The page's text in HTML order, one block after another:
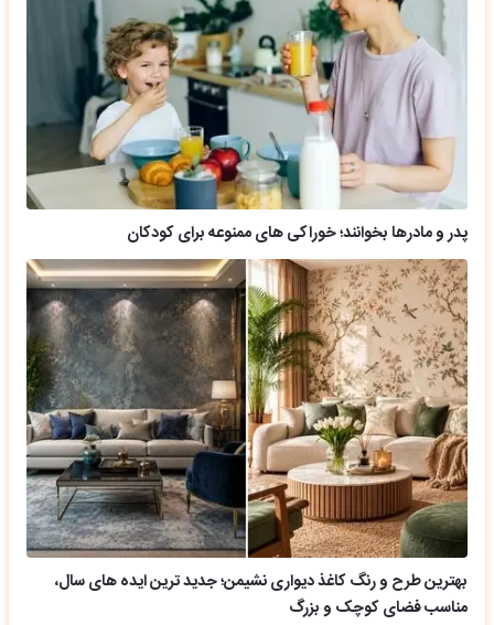
پدر و مادرها بخوانند؛ خوراکی های ممنوعه برای کودکان
بهترین طرح و رنگ کاغذ دیواری نشیمن؛ جدید ترین ایده های سال،
مناسب فضای کوچک و بزرگ